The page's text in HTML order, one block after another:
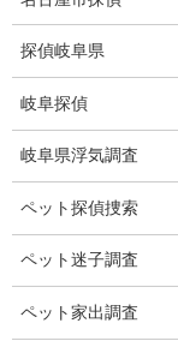
に
動
ョ
に
動
HOME 浮気調査地域
全国調査
探偵岐阜県
岐阜探偵
岐阜県浮気調査
ペット探偵捜索
ペット迷子調査
ペット家出調査